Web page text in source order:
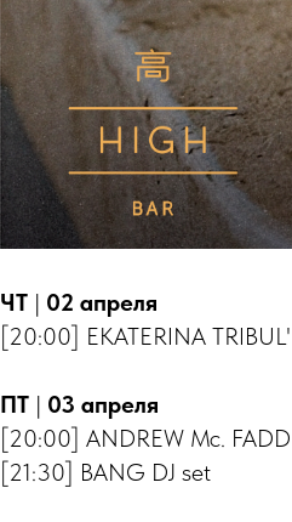
ЧТ | 02 апреля
[20:00] EKATERINA
ПТ | 03 апреля
[20:00] ANDREW Mc.
[21:30] BANG DJ set